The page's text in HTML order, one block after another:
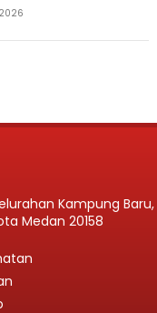
Kampung Baru,
Medan 20158